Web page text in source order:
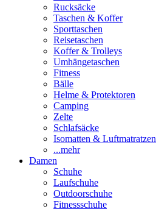
Rucksäcke
Taschen & Koffer
Sporttaschen
Reisetaschen
Koffer & Trolleys
Umhängetaschen
Fitness
Bälle
Helme & Protektoren
Camping
Zelte
Schlafsäcke
Isomatten & Luftmatratzen
...mehr
Damen
Schuhe
Laufschuhe
Outdoorschuhe
Fitnessschuhe